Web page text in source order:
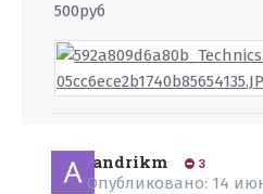
500руб
andrikm 3
Опубликовано: 14